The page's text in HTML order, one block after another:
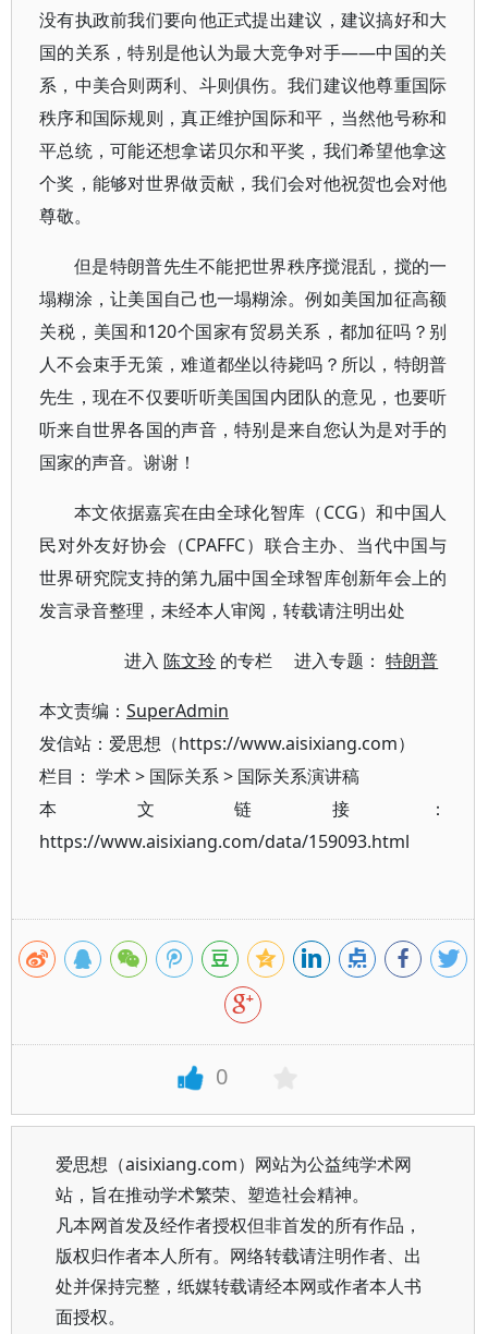
没有执政前我们要向他正式提出建议，建议搞好和大
国的关系，特别是他认为最大竞争对手——中国的关
系，中美合则两利、斗则俱伤。我们建议他尊重国际
秩序和国际规则，真正维护国际和平，当然他号称和
平总统，可能还想拿诺贝尔和平奖，我们希望他拿这
个奖，能够对世界做贡献，我们会对他祝贺也会对他
尊敬。
但是特朗普先生不能把世界秩序搅混乱，搅的一
塌糊涂，让美国自己也一塌糊涂。例如美国加征高额
关税，美国和120个国家有贸易关系，都加征吗？别
人不会束手无策，难道都坐以待毙吗？所以，特朗普
先生，现在不仅要听听美国国内团队的意见，也要听
听来自世界各国的声音，特别是来自您认为是对手的
国家的声音。谢谢！
本文依据嘉宾在由全球化智库（CCG）和中国人
民对外友好协会（CPAFFC）联合主办、当代中国与
世界研究院支持的第九届中国全球智库创新年会上的
发言录音整理，未经本人审阅，转载请注明出处
进入陈文玲 的专栏 进入专题：特朗普
本文责编： SuperAdmin
发信站：爱思想（https://www.aisixiang.com）
栏目： 学术> 国际关系> 国际关系演讲稿
本文链接：
https://www.aisixiang.com/data/159093.html
0
爱思想（aisixiang.com）网站为公益纯学术网
站，旨在推动学术繁荣、塑造社会精神。
凡本网首发及经作者授权但非首发的所有作品，
版权归作者本人所有。网络转载请注明作者、出
处并保持完整，纸媒转载请经本网或作者本人书
面授权。